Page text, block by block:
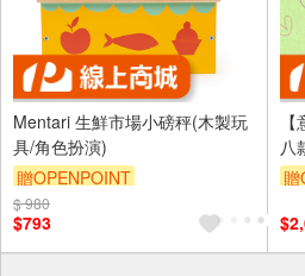
Mentari 生鮮市場小磅秤(木製玩
具/角色扮演)
贈OPENPOINT
$ 980
$793
八